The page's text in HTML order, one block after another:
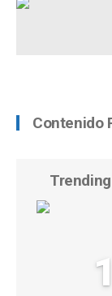
Contenido
Trending
1